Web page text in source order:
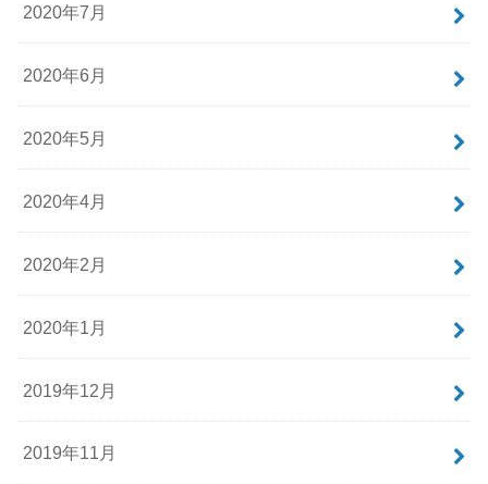
2020年7月
2020年6月
2020年5月
2020年4月
2020年2月
2020年1月
2019年12月
2019年11月